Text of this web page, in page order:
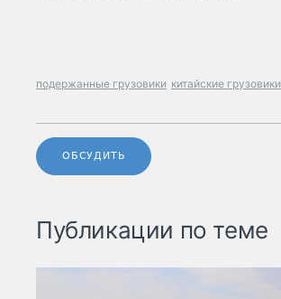
подержанные грузовики китайские грузовики
ОБСУДИТЬ
Публикации по теме